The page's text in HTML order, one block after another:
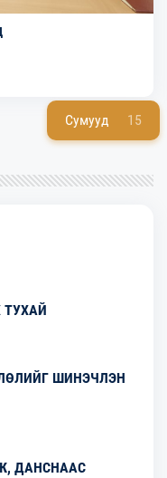
Сумууд 15
ТУХАЙ
ШИНЭЧЛЭН
ДАНСНААС